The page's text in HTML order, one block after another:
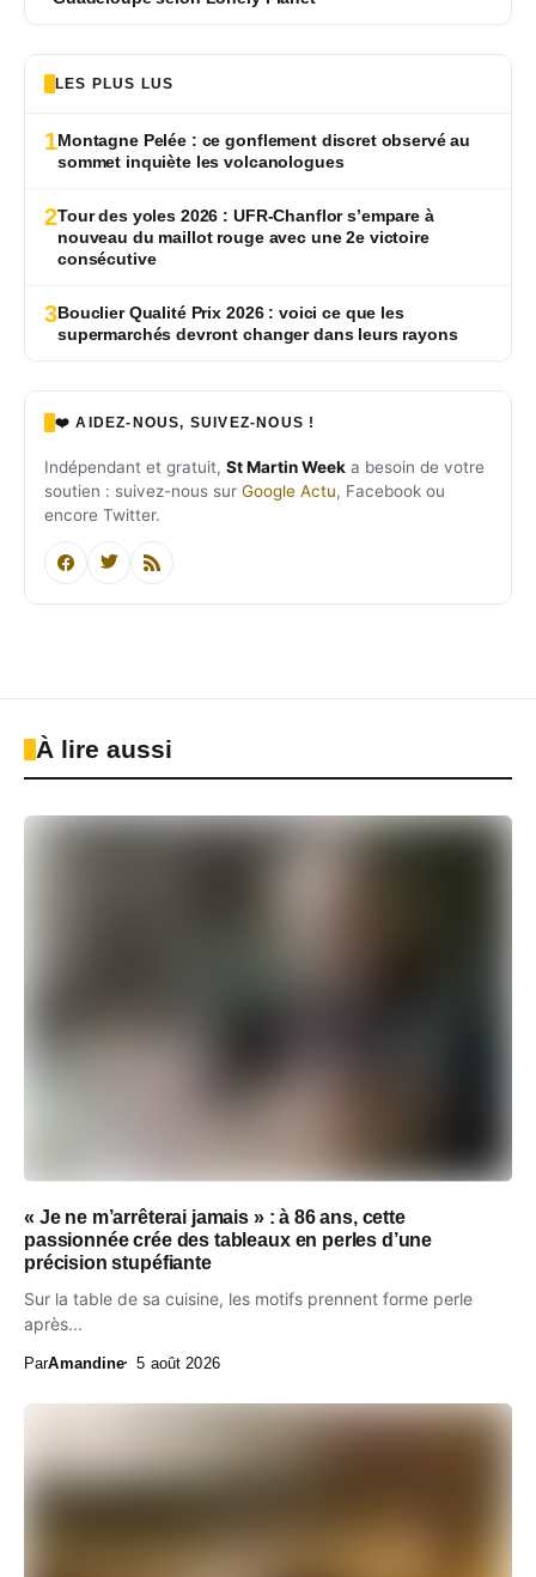
LES PLUS LUS
1Montagne Pelée : ce gonflement discret observé au
sommet inquiète les volcanologues
2Tour des yoles 2026 : UFR-Chanflor s’empare à
nouveau du maillot rouge avec une 2e victoire
consécutive
3Bouclier Qualité Prix 2026 : voici ce que les
supermarchés devront changer dans leurs rayons
❤️ AIDEZ-NOUS, SUIVEZ-NOUS !
Indépendant et gratuit, St Martin Week a besoin de votre
soutien : suivez-nous sur Google Actu, Facebook ou
encore Twitter.
À lire aussi
« Je ne m’arrêterai jamais » : à 86 ans, cette
passionnée crée des tableaux en perles d’une
précision stupéfiante
Sur la table de sa cuisine, les motifs prennent forme perle
après...
ParAmandine 5 août 2026